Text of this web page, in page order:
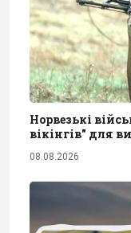
Норвезькі
вікінгів" для
08.08.2026